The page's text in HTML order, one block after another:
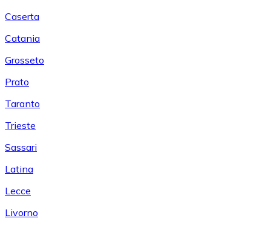
Caserta
Catania
Grosseto
Prato
Taranto
Trieste
Sassari
Latina
Lecce
Livorno